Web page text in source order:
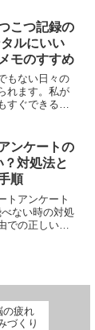
こつ記録の
ルにいい
モのすすめ
もない日々の
れます。私が
すぐできる日
ンケートの
対処法と
順
トアンケート
ない時の対処
での正しいア
の疲れ
づくり